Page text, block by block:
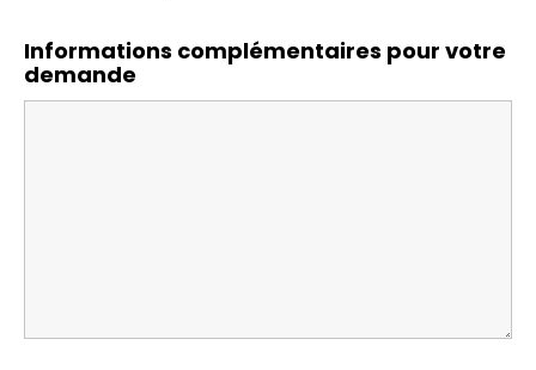
Informations complémentaires pour votre
demande